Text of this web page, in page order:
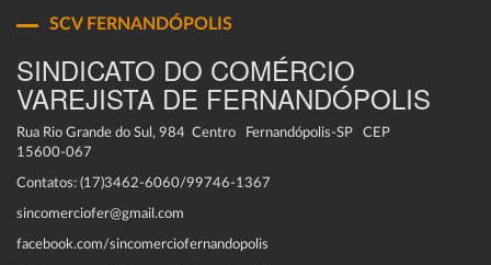
SCV FERNANDÓPOLIS
SINDICATO DO COMÉRCIO
VAREJISTA DE FERNANDÓPOLIS
Rua Rio Grande do Sul, 984 Centro Fernandópolis-SP CEP
15600-067
Contatos: (17)3462-6060/99746-1367
sincomerciofer@gmail.com
facebook.com/sincomerciofernandopolis